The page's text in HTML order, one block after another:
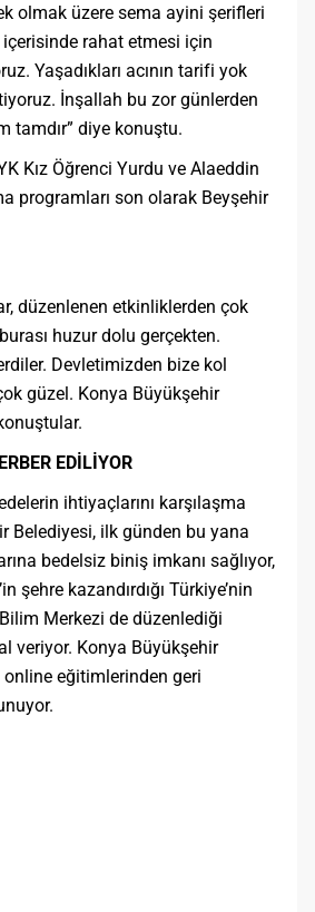
olmak üzere sema ayini şerifleri
rahat etmesi için
Yaşadıkları acının tarifi yok
İnşallah bu zor günlerden
tamdır” diye konuştu.
Kız Öğrenci Yurdu ve Alaeddin
programları son olarak Beyşehir
düzenlenen etkinliklerden çok
huzur dolu gerçekten.
Devletimizden bize kol
güzel. Konya Büyükşehir
EDİLİYOR
ihtiyaçlarını karşılaşma
Belediyesi, ilk günden bu yana
bedelsiz biniş imkanı sağlıyor,
şehre kazandırdığı Türkiye’nin
Merkezi de düzenlediği
veriyor. Konya Büyükşehir
online eğitimlerinden geri